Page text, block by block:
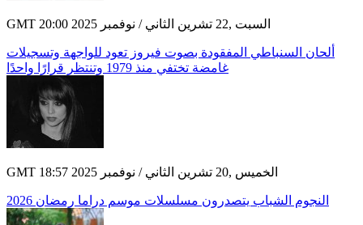
GMT 20:00 2025 السبت ,22 تشرين الثاني / نوفمبر
ألحان السنباطي المفقودة بصوت فيروز تعود للواجهة وتسجيلات
غامضة تختفي منذ 1979 وتنتظر قرارًا واحدًا
GMT 18:57 2025 الخميس ,20 تشرين الثاني / نوفمبر
النجوم الشباب يتصدرون مسلسلات موسم دراما رمضان 2026